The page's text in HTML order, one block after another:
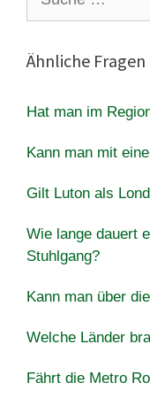
nach:
Ähnliche Fragen
Hat man im
Kann man mit
Gilt Luton als
Wie lange dauert
Stuhlgang?
Kann man über
Welche Länder
Fährt die Metro